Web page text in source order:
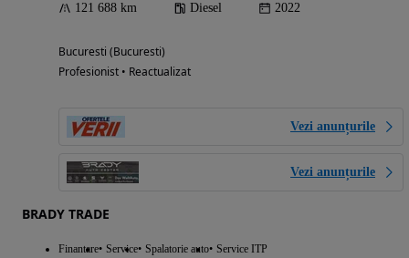
121 688 km Diesel 2022
Bucuresti (Bucuresti)
Profesionist • Reactualizat
Vezi anunțurile
Vezi anunțurile
BRADY TRADE
Finantare Service Spalatorie auto Service ITP